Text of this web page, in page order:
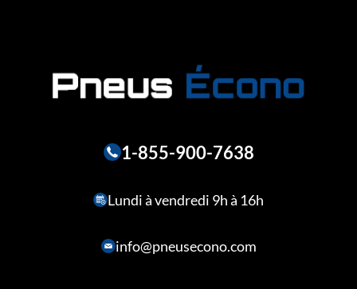
1-855-900-7638
Lundi à vendredi 9h à 16h
info@pneusecono.com